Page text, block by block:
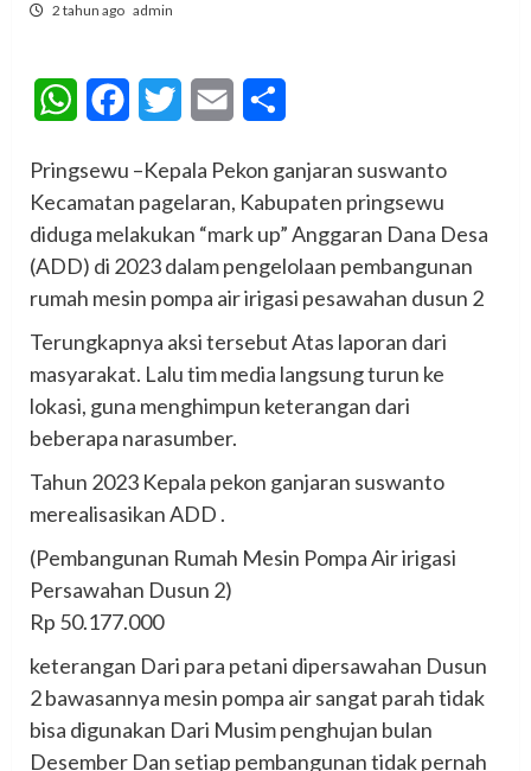
2 tahun ago admin
WhatsAppFacebookTwitter Email
Pringsewu –Kepala Pekon ganjaran suswanto
Kecamatan pagelaran, Kabupaten pringsewu
diduga melakukan “mark up” Anggaran Dana Desa
(ADD) di 2023 dalam pengelolaan pembangunan
rumah mesin pompa air irigasi pesawahan dusun 2
Terungkapnya aksi tersebut Atas laporan dari
masyarakat. Lalu tim media langsung turun ke
lokasi, guna menghimpun keterangan dari
beberapa narasumber.
Tahun 2023 Kepala pekon ganjaran suswanto
merealisasikan ADD .
(Pembangunan Rumah Mesin Pompa Air irigasi
Persawahan Dusun 2)
Rp 50.177.000
keterangan Dari para petani dipersawahan Dusun
2 bawasannya mesin pompa air sangat parah tidak
bisa digunakan Dari Musim penghujan bulan
Desember Dan setiap pembangunan tidak pernah